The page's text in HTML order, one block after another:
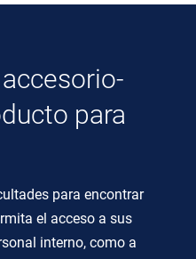
para
para encontrar
el acceso a sus
interno, como a